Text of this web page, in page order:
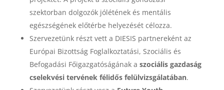
szektorban dolgozók jólétének és mentális
egészségének előtérbe helyezését célozza.
Szervezetünk részt vett a DIESIS partnereként az
Európai Bizottság Foglalkoztatási, Szociális és
Befogadási Főigazgatóságának a szociális gazdaság
cselekvési tervének félidős felülvizsgálatában.